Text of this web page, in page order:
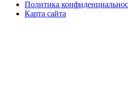
Политика
Карта сайта